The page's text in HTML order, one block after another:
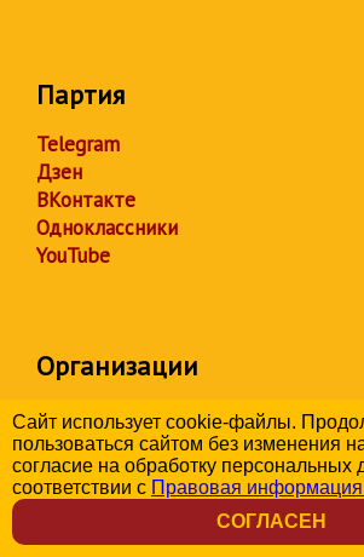
Партия
Telegram
Дзен
ВКонтакте
Одноклассники
YouTube
Организации
Институт «Справедливый мир»
Центр защиты прав граждан
Молодежь СПРАВЕДЛИВОЙ
РОССИИ
Социал-демократический союз
женщин России
Сайт использует cookie-файлы.
пользоваться сайтом без изменения
согласие на обработку персональных
соответствии с Правовая информация
СОГЛАСЕН